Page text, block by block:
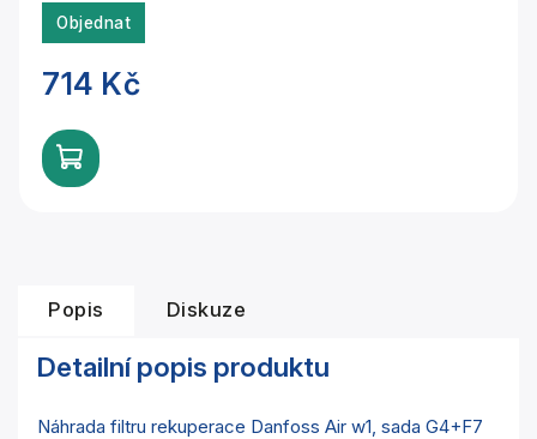
Objednat
714 Kč
Popis Diskuze
Detailní popis produktu
Náhrada filtru rekuperace Danfoss Air w1, sada G4+F7